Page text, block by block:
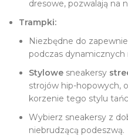
dresowe, pozwalają na
Trampki:
Niezbędne do
podczas dynamicznych
Stylowe sneakersy
strojów hip-hopowych,
korzenie tego stylu
Wybierz sneakersy z
niebrudzącą podeszwą.